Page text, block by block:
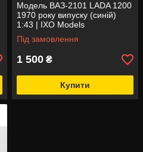
Модель ВАЗ-2101 LADA 1200
1970 року випуску (синій)
1:43 | IXO Models
Під замовлення
1 500 ₴
Купити